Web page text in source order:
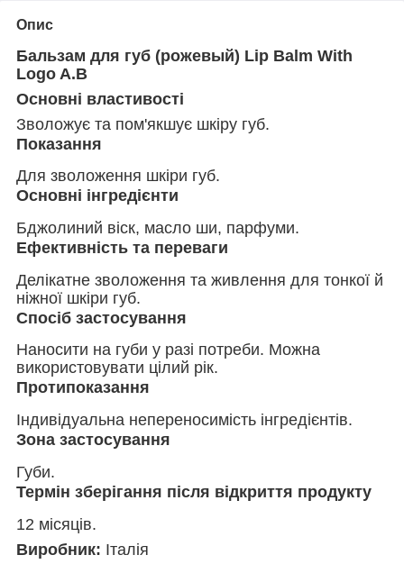
Опис
Бальзам для губ (рожевый) Lip Balm With
Logo A.B
Основні властивості
Зволожує та пом'якшує шкіру губ.
Показання
Для зволоження шкіри губ.
Основні інгредієнти
Бджолиний віск, масло ши, парфуми.
Ефективність та переваги
Делікатне зволоження та живлення для тонкої й
ніжної шкіри губ.
Спосіб застосування
Наносити на губи у разі потреби. Можна
використовувати цілий рік.
Протипоказання
Індивідуальна непереносимість інгредієнтів.
Зона застосування
Губи.
Термін зберігання після відкриття продукту
12 місяців.
Виробник: Італія